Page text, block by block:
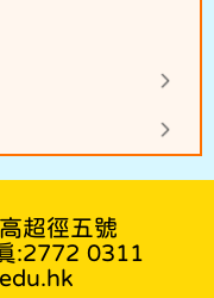
超徑五號
:2772 0311